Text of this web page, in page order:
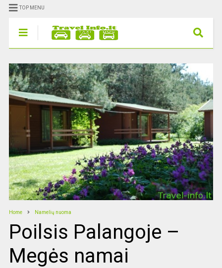
TOP MENU
Home Namelių nuoma
Poilsis Palangoje –
Megės namai